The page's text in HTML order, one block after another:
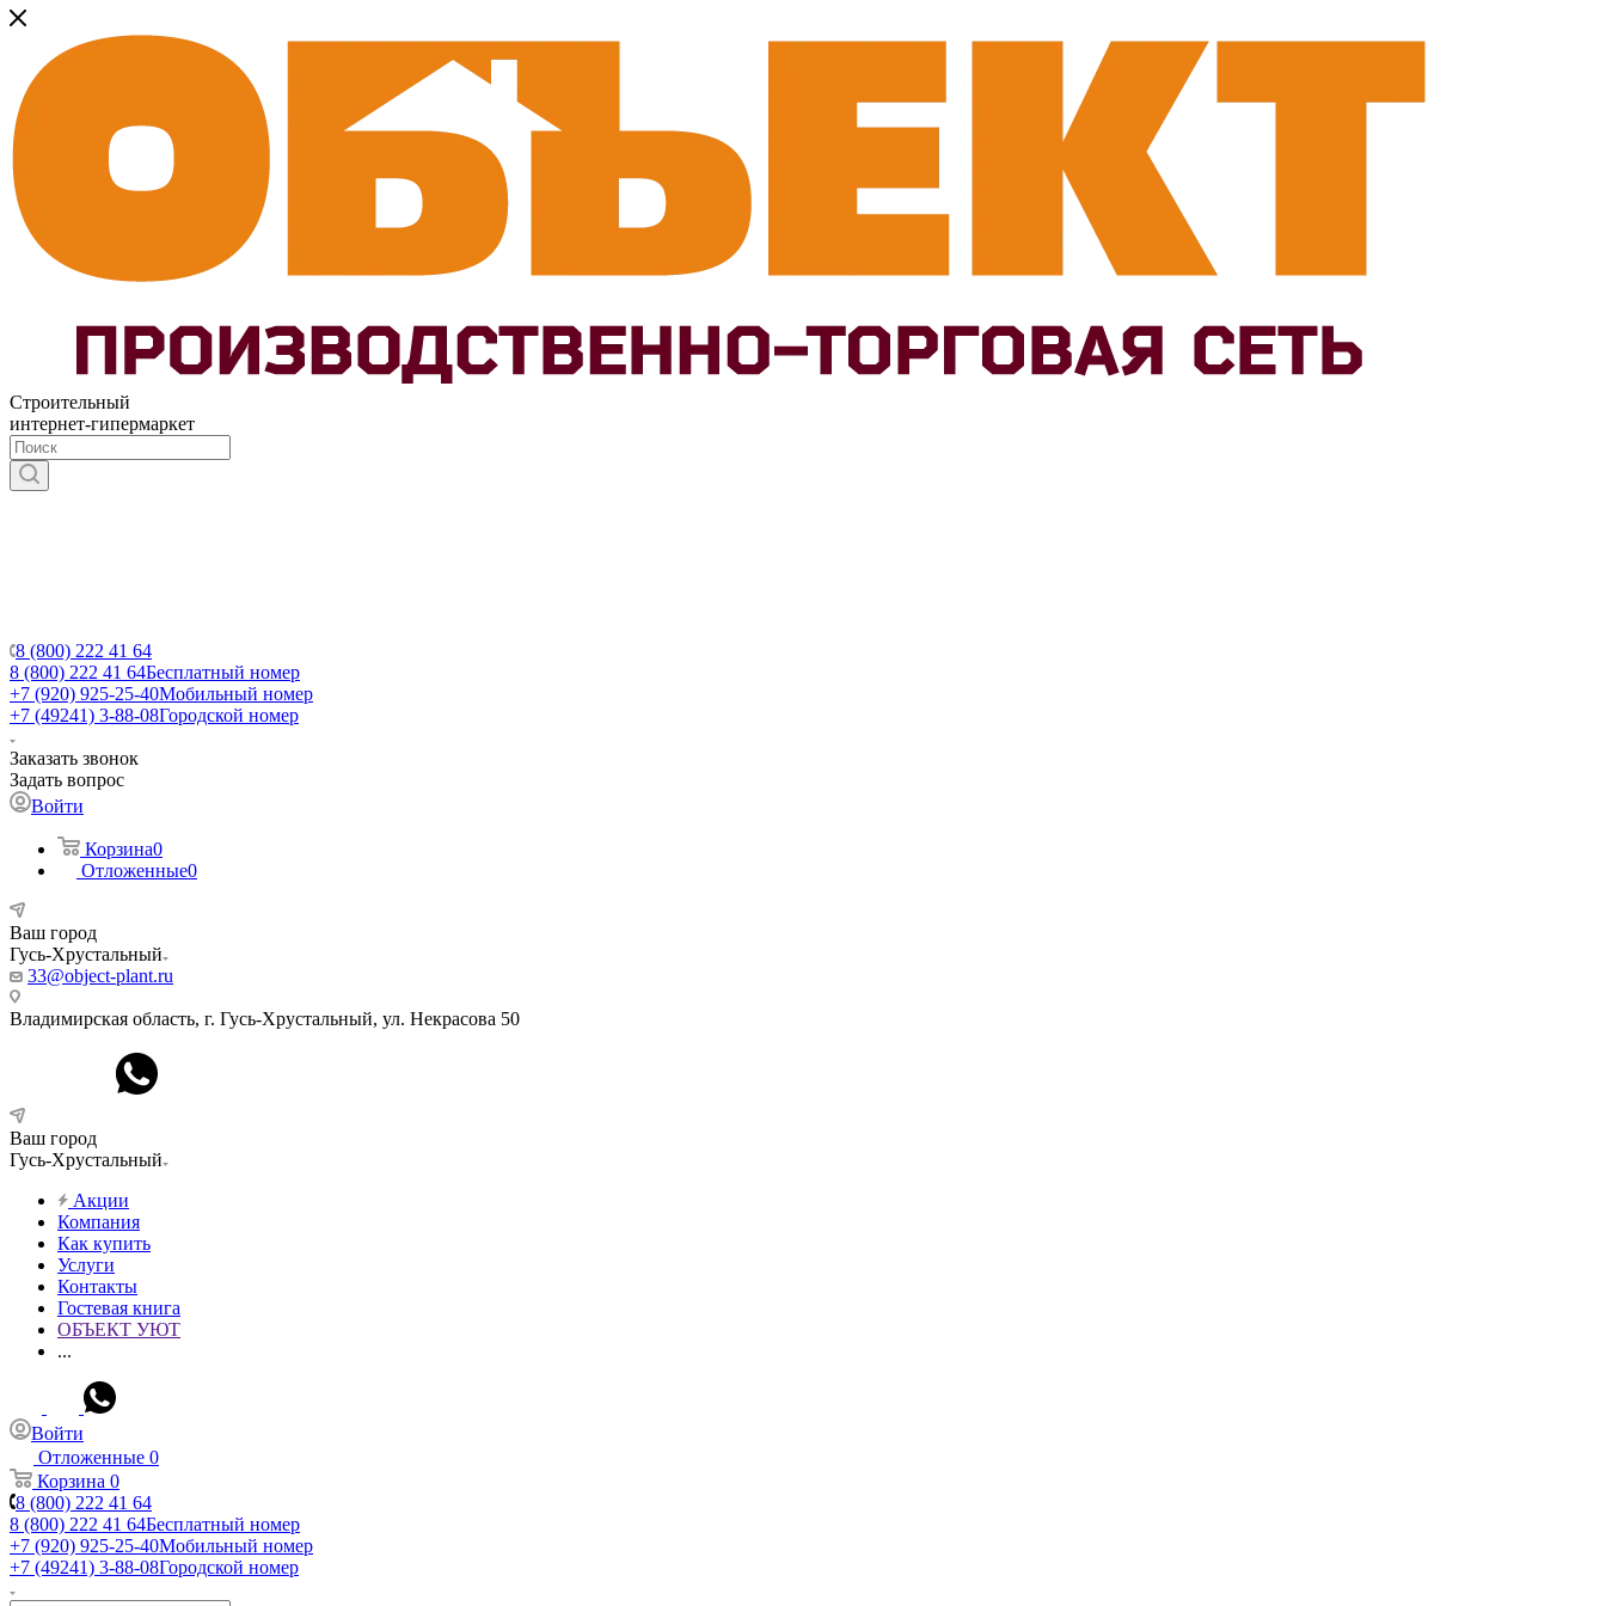
Строительный
интернет-гипермаркет
8 (800) 222 41 64
8 (800) 222 41 64Бесплатный номер
+7 (920) 925-25-40Мобильный номер
+7 (49241) 3-88-08Городской номер
Заказать звонок
Задать вопрос
Войти
Корзина0
Отложенные0
Ваш город
Гусь-Хрустальный
33@object-plant.ru
Владимирская область, г. Гусь-Хрустальный, ул. Некрасова 50
Ваш город
Гусь-Хрустальный
Акции
Компания
Как купить
Услуги
Контакты
Гостевая книга
ОБЪЕКТ УЮТ
...
Войти
Отложенные 0
Корзина 0
8 (800) 222 41 64
8 (800) 222 41 64Бесплатный номер
+7 (920) 925-25-40Мобильный номер
+7 (49241) 3-88-08Городской номер